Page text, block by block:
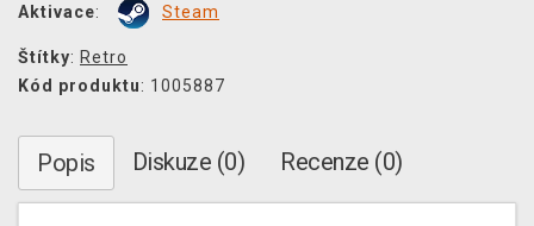
Aktivace: Steam
Štítky: Retro
Kód produktu: 1005887
Popis Diskuze (0) Recenze (0)